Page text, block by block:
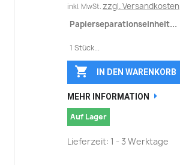
inkl. MwSt. zzgl. Versandkosten
Papierseparationseinheit...
1 Stück...
 IN DEN WARENKORB
MEHR INFORMATION
Auf Lager
Lieferzeit: 1 - 3 Werktage